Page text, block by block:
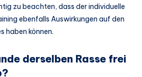
zu beachten, dass der individuelle
ebenfalls Auswirkungen auf den
haben können.
derselben Rasse frei